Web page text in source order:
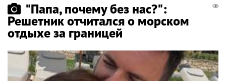
"Папа, почему без нас?":
Решетник отчитался о морском
отдыхе за границей